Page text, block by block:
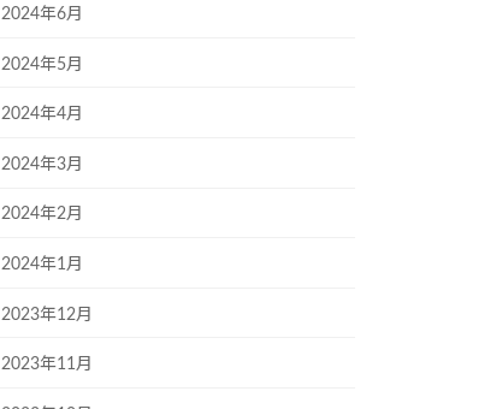
2024年6月
2024年5月
2024年4月
2024年3月
2024年2月
2024年1月
2023年12月
2023年11月